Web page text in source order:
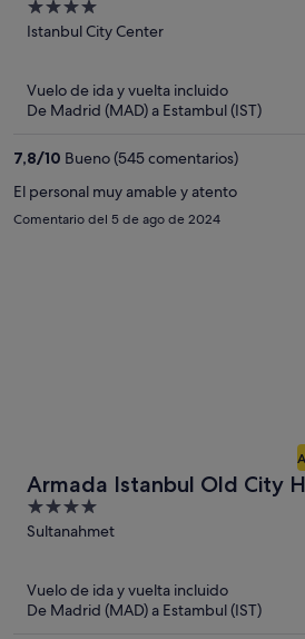
4
out
5
Istanbul City Center
Vuelo de ida y vuelta incluido
De Madrid (MAD) a Estambul (IST)
7,8/10 Bueno (545 comentarios)
El personal muy amable y atento
Comentario del 5 de ago de 2024
Armada Istanbul Old City
4
out
Sultanahmet
Vuelo de ida y vuelta incluido
De Madrid (MAD) a Estambul (IST)